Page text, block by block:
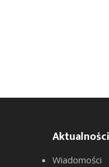
Aktualności
Wiadomości